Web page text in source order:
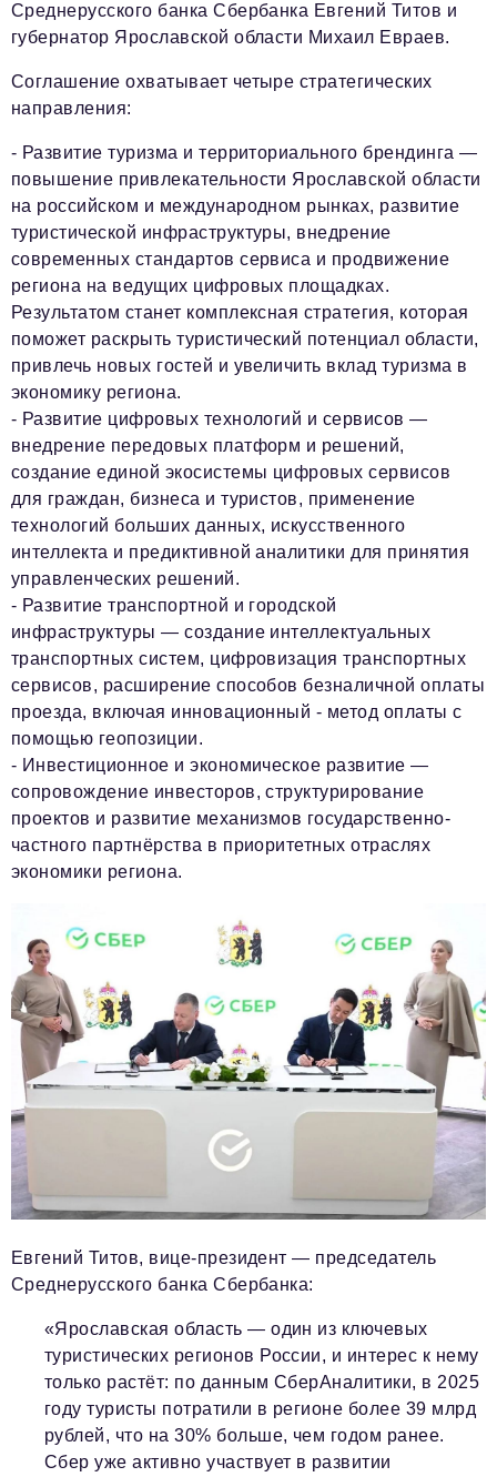
Среднерусского банка Сбербанка Евгений Титов и
губернатор Ярославской области Михаил Евраев.
Соглашение охватывает четыре стратегических
направления:
- Развитие туризма и территориального брендинга —
повышение привлекательности Ярославской области
на российском и международном рынках, развитие
туристической инфраструктуры, внедрение
современных стандартов сервиса и продвижение
региона на ведущих цифровых площадках.
Результатом станет комплексная стратегия, которая
поможет раскрыть туристический потенциал области,
привлечь новых гостей и увеличить вклад туризма в
экономику региона.
- Развитие цифровых технологий и сервисов —
внедрение передовых платформ и решений,
создание единой экосистемы цифровых сервисов
для граждан, бизнеса и туристов, применение
технологий больших данных, искусственного
интеллекта и предиктивной аналитики для принятия
управленческих решений.
- Развитие транспортной и городской
инфраструктуры — создание интеллектуальных
транспортных систем, цифровизация транспортных
сервисов, расширение способов безналичной оплаты
проезда, включая инновационный - метод оплаты с
помощью геопозиции.
- Инвестиционное и экономическое развитие —
сопровождение инвесторов, структурирование
проектов и развитие механизмов государственно-
частного партнёрства в приоритетных отраслях
экономики региона.
Евгений Титов, вице-президент — председатель
Среднерусского банка Сбербанка:
«Ярославская область — один из ключевых
туристических регионов России, и интерес к нему
только растёт: по данным СберАналитики, в 2025
году туристы потратили в регионе более 39 млрд
рублей, что на 30% больше, чем годом ранее.
Сбер уже активно участвует в развитии